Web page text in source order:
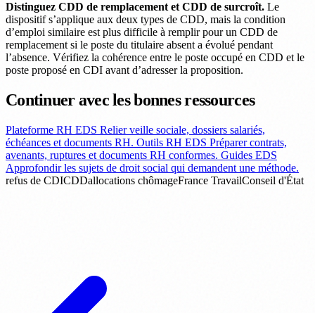
Distinguez CDD de remplacement et CDD de surcroît. Le
dispositif s’applique aux deux types de CDD, mais la condition
d’emploi similaire est plus difficile à remplir pour un CDD de
remplacement si le poste du titulaire absent a évolué pendant
l’absence. Vérifiez la cohérence entre le poste occupé en CDD et le
poste proposé en CDI avant d’adresser la proposition.
Continuer avec les bonnes ressources
Plateforme RH EDS Relier veille sociale, dossiers salariés,
échéances et documents RH. Outils RH EDS Préparer contrats,
avenants, ruptures et documents RH conformes. Guides EDS
Approfondir les sujets de droit social qui demandent une méthode.
refus de CDICDDallocations chômageFrance TravailConseil d'État